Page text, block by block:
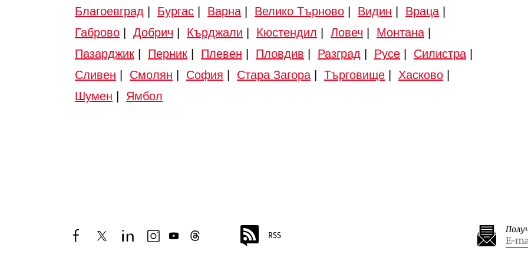
Благоевград Бургас Варна Велико Търново Видин Враца
Габрово
Добрич Кърджали Кюстендил Ловеч Монтана
Пазарджик
Перник Плевен Пловдив Разград Русе Силистра
Сливен
Смолян София Стара Загора Търговище Хасково
Шумен
Ямбол
facebooktwitterlinkedininstagram
youtubethreads RSS